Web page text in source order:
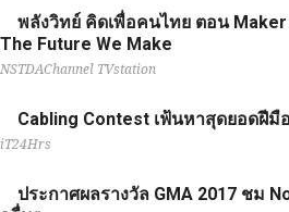
พลังวิทย์ คิดเพื่อคนไทย ตอน Maker
The Future We Make
NSTDAChannel TVstation
Cabling Contest เฟ้นหาสุดยอดฝี
iT24Hrs
ประกาศผลรางวัล GMA 2017 ชม